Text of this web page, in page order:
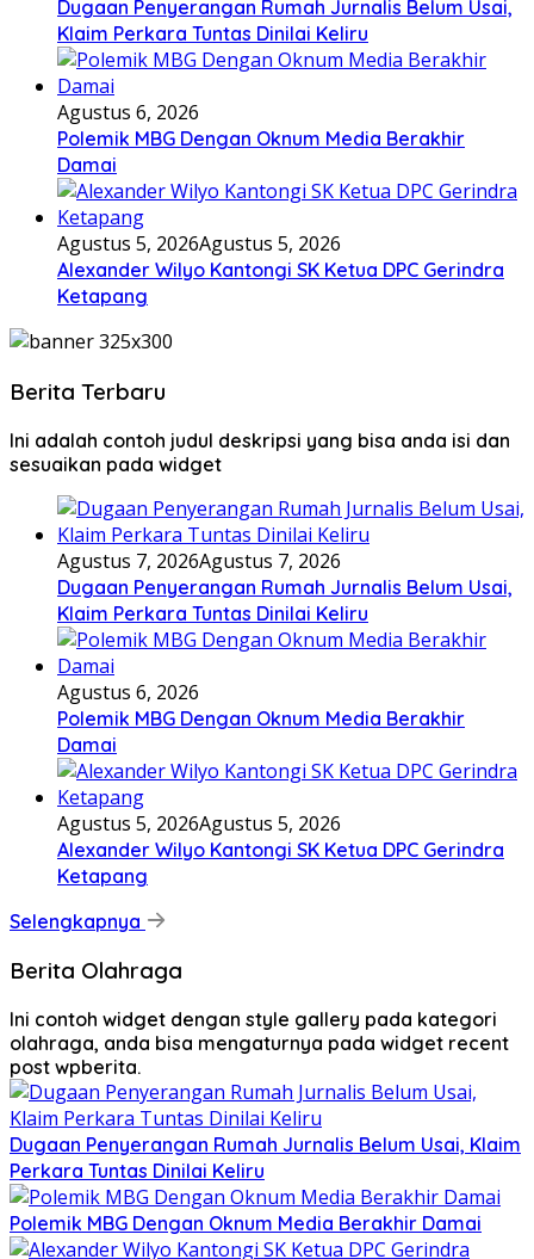
Dugaan Penyerangan Rumah Jurnalis Belum Usai,
Klaim Perkara Tuntas Dinilai Keliru
Agustus 6, 2026
Polemik MBG Dengan Oknum Media Berakhir
Damai
Agustus 5, 2026Agustus 5, 2026
Alexander Wilyo Kantongi SK Ketua DPC Gerindra
Ketapang
Berita Terbaru
Ini adalah contoh judul deskripsi yang bisa anda isi dan
sesuaikan pada widget
Agustus 7, 2026Agustus 7, 2026
Dugaan Penyerangan Rumah Jurnalis Belum Usai,
Klaim Perkara Tuntas Dinilai Keliru
Agustus 6, 2026
Polemik MBG Dengan Oknum Media Berakhir
Damai
Agustus 5, 2026Agustus 5, 2026
Alexander Wilyo Kantongi SK Ketua DPC Gerindra
Ketapang
Selengkapnya
Berita Olahraga
Ini contoh widget dengan style gallery pada kategori
olahraga, anda bisa mengaturnya pada widget recent
post wpberita.
Dugaan Penyerangan Rumah Jurnalis Belum Usai, Klaim
Perkara Tuntas Dinilai Keliru
Polemik MBG Dengan Oknum Media Berakhir Damai